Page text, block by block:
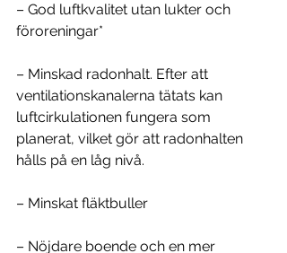
– God luftkvalitet utan lukter och
föroreningar*
– Minskad radonhalt. Efter att
ventilationskanalerna tätats kan
luftcirkulationen fungera som
planerat, vilket gör att radonhalten
hålls på en låg nivå.
– Minskat fläktbuller
– Nöjdare boende och en mer